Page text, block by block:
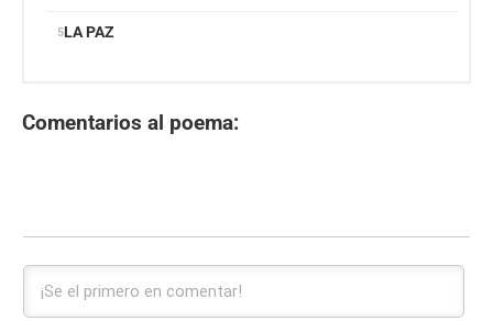
LA PAZ
Comentarios al poema: